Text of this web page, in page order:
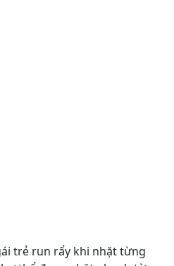
trẻ run rẩy khi nhặt từng